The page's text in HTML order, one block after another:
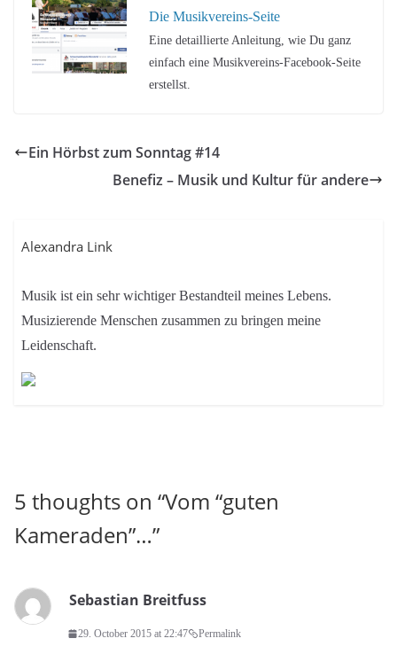
Die Musikvereins-Seite
Eine detaillierte Anleitung, wie Du ganz
einfach eine Musikvereins-Facebook-Seite
erstellst.
Ein Hörbst zum Sonntag #14
Benefiz – Musik und Kultur für andere
Alexandra Link
Musik ist ein sehr wichtiger Bestandteil meines Lebens.
Musizierende Menschen zusammen zu bringen meine
Leidenschaft.
5 thoughts on “Vom “guten
Kameraden”…”
Sebastian Breitfuss
29. October 2015 at 22:47 Permalink